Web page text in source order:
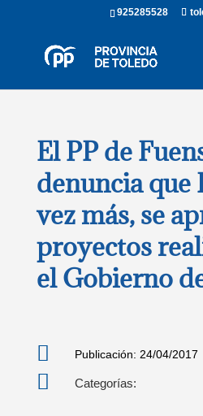
925285528
El PP de
denuncia que
vez más, se
proyectos
el Gobierno
 Publicación: 24/04/2017
 Categorías: